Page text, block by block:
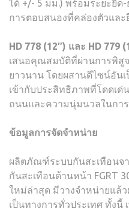
ได้ +/- 5 มม.) พร้อมระยะยืด-
การตอบสนองที่คล่องตัวและ
HD 778 (12″) และ HD 779
เสนอคุณสมบัติที่ผ่านการพิสู
ยาวนาน โดยผสานดีไซน์อัน
เข้ากับประสิทธิภาพที่โดดเด่
ถนนและความนุ่มนวลในก
ข้อมูลการจัดจำหน่าย
ผลิตภัณฑ์ระบบกันสะเทือนจ
กันสะเทือนด้านหน้า FGRT
ใหม่ล่าสุด มีวางจำหน่ายแล้
เป็นทางการทั่วประเทศ ทั้ง